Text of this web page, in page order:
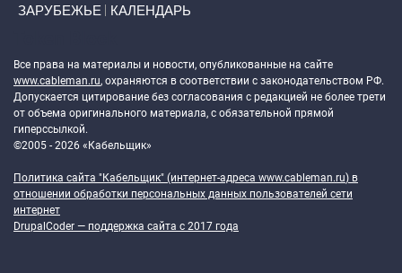
ЗАРУБЕЖЬЕ КАЛЕНДАРЬ
Все права на материалы и новости, опубликованные на сайте
www.cableman.ru, охраняются в соответствии с законодательством РФ.
Допускается цитирование без согласования с редакцией не более трети
от объема оригинального материала, с обязательной прямой
гиперссылкой.
©2005 - 2026 «Кабельщик»
Политика сайта "Кабельщик" (интернет-адреса www.cableman.ru) в
отношении обработки персональных данных пользователей сети
интернет
DrupalCoder — поддержка сайта c 2017 года